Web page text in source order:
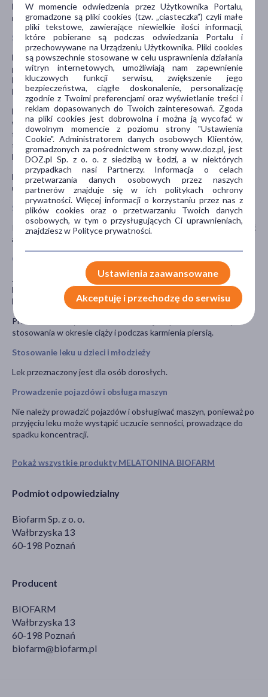
Pokaż wszystkie produkty MELATONINA BIOFARM
Podmiot odpowiedzialny
Biofarm Sp. z o. o.
Wałbrzyska 13
60-198 Poznań
Producent
BIOFARM
Wałbrzyska 13
60-198 Poznań
biofarm@biofarm.pl
Lek należy przechowywać w temperaturze poniżej 25 ̊C, w
miejscu niedostępnym dla dzieci.
Stosowanie innych leków
Należy powiedzieć lekarzowi lub farmaceucie o wszystkich lekach
przyjmowanych przez pacjenta obecnie lub ostatnio, a także o
lekach, które pacjent planuje przyjmować, w tym również o tych,
które wydawane są bez recepty.
Nie zaleca się jednoczesnego stosowania leków, które mogą
wpływać (zwiększać lub zmniejszać) na poziom melatoniny:
fluwoksamina, cymetydyna, środki antykoncepcyjne i hormonalna
terapia zastępcza, citalopram, omeprazol, lanzoprazol,
karbamazepina, rifampicyna.
Nie wskazane jest połączenie melatoniny z niektórymi lekami
uspokajającymi, tiorydazyną, imipraminą.
Stosowanie leku z jedzeniem i piciem
Podczas stosowania leku Melatonina Biofarm nie należy spożywać
alkoholu.
Ciąża i karmienie piersią
Jeśli pacjentka jest w ciąży lub karmi piersią, przypuszcza, że może
być w ciąży lub gdy planuje mieć dziecko powinna poradzić się
lekarza lub farmaceuty przed zastosowaniem tego leku.
Produkt leczniczy Melatonina Biofarm jest przeciwwskazany do
stosowania w okresie ciąży i podczas karmienia piersią.
Stosowanie leku u dzieci i młodzieży
Lek przeznaczony jest dla osób dorosłych.
Prowadzenie pojazdów i obsługa maszyn
Nie należy prowadzić pojazdów i obsługiwać maszyn, ponieważ po
przyjęciu leku może wystąpić uczucie senności, prowadzące do
spadku koncentracji.
W momencie odwiedzenia przez Użytkownika Portalu,
gromadzone są pliki cookies (tzw. „ciasteczka”) czyli małe
pliki tekstowe, zawierające niewielkie ilości informacji,
które pobierane są podczas odwiedzania Portalu i
przechowywane na Urządzeniu Użytkownika. Pliki cookies
są powszechnie stosowane w celu usprawnienia działania
witryn internetowych, umożliwiają nam zapewnienie
kluczowych funkcji serwisu, zwiększenie jego
bezpieczeństwa, ciągłe doskonalenie, personalizację
zgodnie z Twoimi preferencjami oraz wyświetlanie treści i
reklam dopasowanych do Twoich zainteresowań. Zgoda
na pliki cookies jest dobrowolna i można ją wycofać w
dowolnym momencie z poziomu strony "Ustawienia
Cookie". Administratorem danych osobowych Klientów,
gromadzonych za pośrednictwem strony www.doz.pl, jest
DOZ.pl Sp. z o. o. z siedzibą w Łodzi, a w niektórych
przypadkach nasi Partnerzy. Informacja o celach
przetwarzania danych osobowych przez naszych
partnerów znajduje się w ich politykach ochrony
prywatności. Więcej informacji o korzystaniu przez nas z
plików cookies oraz o przetwarzaniu Twoich danych
osobowych, w tym o przysługujących Ci uprawnieniach,
znajdziesz w Polityce prywatności.
Ustawienia zaawansowane
Akceptuję i przechodzę do serwisu